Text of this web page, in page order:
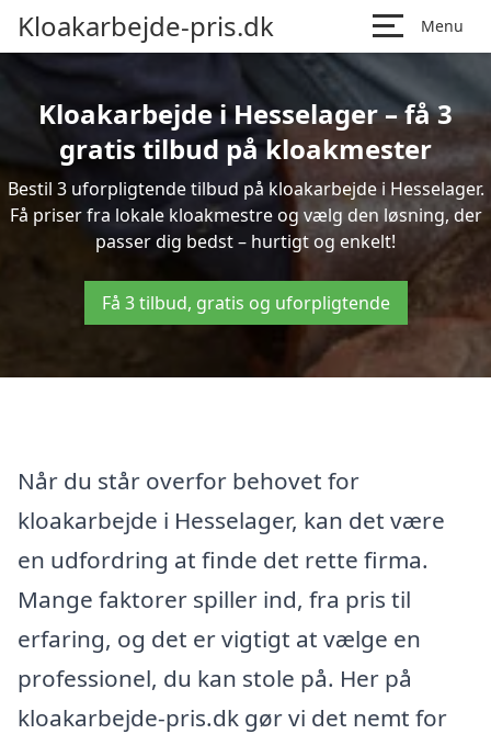
Kloakarbejde-pris.dk Menu
Kloakarbejde i Hesselager – få 3
gratis tilbud på kloakmester
Bestil 3 uforpligtende tilbud på kloakarbejde i Hesselager.
Få priser fra lokale kloakmestre og vælg den løsning, der
passer dig bedst – hurtigt og enkelt!
Få 3 tilbud, gratis og uforpligtende
Når du står overfor behovet for
kloakarbejde i Hesselager, kan det være
en udfordring at finde det rette firma.
Mange faktorer spiller ind, fra pris til
erfaring, og det er vigtigt at vælge en
professionel, du kan stole på. Her på
kloakarbejde-pris.dk gør vi det nemt for